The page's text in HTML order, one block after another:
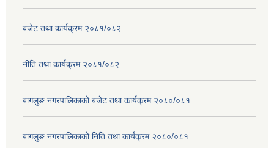
बजेट तथा कार्यक्रम २०८१/०८२
नीति तथा कार्यक्रम २०८१/०८२
बागलुङ नगरपालिकाको बजेट तथा कार्यक्रम २०८०/०८१
बागलुङ नगरपालिकाको निति तथा कार्यक्रम २०८०/०८१